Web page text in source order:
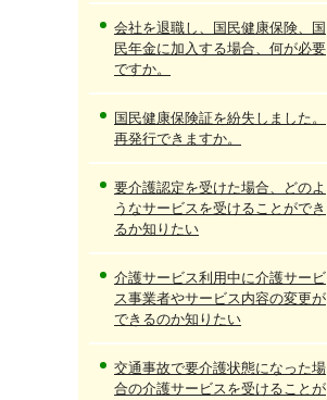
会社を退職し、国民健康保険、国
民年金に加入する場合、何が必要
ですか。
国民健康保険証を紛失しました。
再発行できますか。
要介護認定を受けた場合、どのよ
うなサービスを受けることができ
るか知りたい
介護サービス利用中に介護サービ
ス事業者やサービス内容の変更が
できるのか知りたい
交通事故で要介護状態になった場
合の介護サービスを受けることが